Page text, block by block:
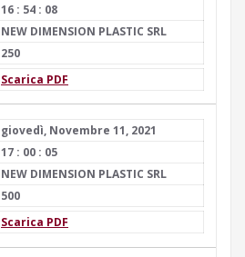
16 : 54 : 08
NEW DIMENSION PLASTIC SRL
250
Scarica PDF
giovedì, Novembre 11, 2021
17 : 00 : 05
NEW DIMENSION PLASTIC SRL
500
Scarica PDF